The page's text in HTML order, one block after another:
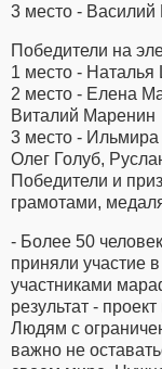
3 место - Василий
Победители на
1 место -
2 место - Елена
Виталий Маренин
3 место -
Олег Голуб,
Победители и
грамотами,
- Более 50
приняли участие
участниками
результат -
Людям с
важно не